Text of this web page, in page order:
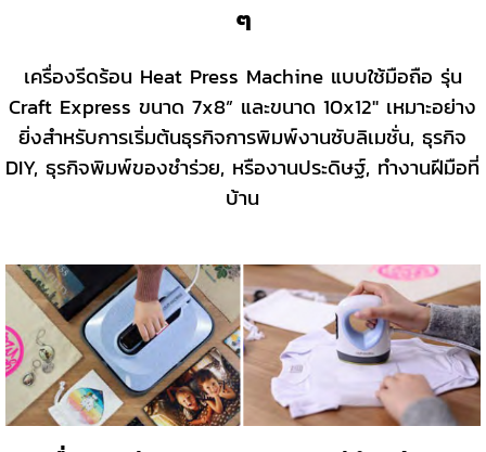
ๆ
เครื่องรีดร้อน Heat Press Machine แบบใช้มือถือ รุ่น
Craft Express ขนาด 7x8” และขนาด 10x12" เหมาะอย่าง
ยิ่งสำหรับการเริ่มต้นธุรกิจการพิมพ์งานซับลิเมชั่น, ธุรกิจ
DIY, ธุรกิจพิมพ์ของชำร่วย, หรืองานประดิษฐ์, ทำงานฝีมือที่
บ้าน